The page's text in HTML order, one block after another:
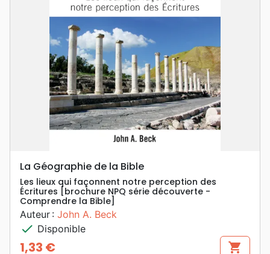
La Géographie de la Bible
Les lieux qui façonnent notre perception des
Écritures [brochure NPQ série découverte -
Comprendre la Bible]
Auteur : John A. Beck
check Disponible
1,33 € shopping_cart